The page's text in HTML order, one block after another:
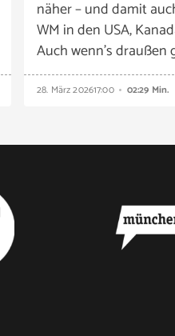
näher – und damit
WM in den USA,
Auch wenn’s draußen
28. März 202617:00 02:29 Min.